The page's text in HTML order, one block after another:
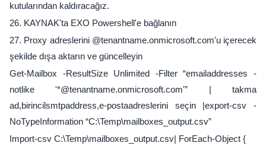
kutularından kaldıracağız.
26. KAYNAK'ta EXO Powershell'e bağlanın
27. Proxy adreslerini @tenantname.onmicrosoft.com'u içerecek
şekilde dışa aktarın ve güncelleyin
Get-Mailbox -ResultSize Unlimited -Filter “emailaddresses -
notlike '*@tenantname.onmicrosoft.com'” | takma
ad,birincilsmtpaddress,e-postaadreslerini seçin |export-csv -
NoTypeInformation “C:\Temp\mailboxes_output.csv”
Import-csv C:\Temp\mailboxes_output.csv| ForEach-Object {